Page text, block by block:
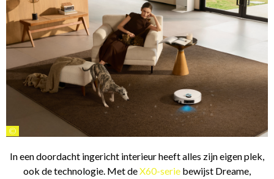
©
In een doordacht ingericht interieur heeft alles zijn eigen plek,
ook de technologie. Met deX60-serie bewijst Dreame,